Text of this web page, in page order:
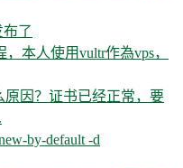
布了
本人使用vultr作為vps，
原因？证书已经正常，要
by-default -d